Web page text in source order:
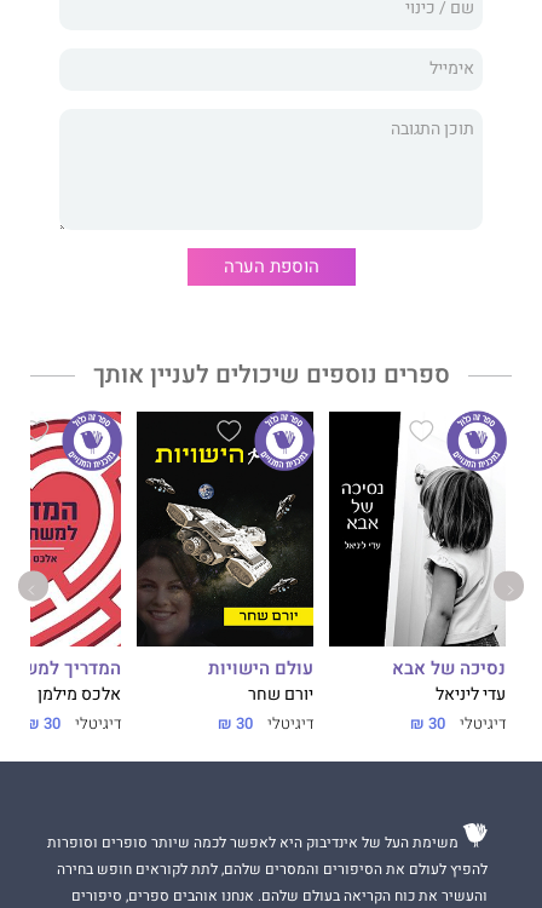
מרשה לעצמך
להמריא?
בדמעות של לב שנשבר, וחלקם מצאו עצמם מוכתמים בנשיקות
שעטפו אותו ושמרו עליו מכל פגע, שלא יזדהמו פצעיו, שיחלים
לאיטו, עד שבסוף יהיה שוב עצמו.
הספר הזה מקבץ בתוכו קומץ מכתבים המשקף את הדרך שעברתי עד
מעיין ל' ברזל, בת 25, היא סטודנטית ל- M.A במכללת עמק יזרעאל.
במהלך חייה חוותה מעיין כאבים נפשיים ופיזיים שהובילו לאבחנות
רבות של מחלות כרוניות ששינו את הלך חייה. משהייתה ילדה צעירה
השתמשה בשירה ככלי לשיתוף כאביה, מחשבותיה ורצונותיה, ודרך
הכתיבה היא לומדת להשלים עם עצמה.
הוספת הערה
ספרים נוספים שיכולים לעניין אותך
נסיכה של אבא
עדי ליניאל
דיגיטלי 30 ₪
עולם הישויות
יורם שחר
דיגיטלי 30 ₪
המדריך
אלכס מילמן
דיגיטלי 30 ₪
משימת העל של אינדיבוק היא לאפשר לכמה שיותר סופרים וסופרות
להפיץ לעולם את הסיפורים והמסרים שלהם, לתת לקוראים חופש בחירה
והעשיר את כוח הקריאה בעולם שלהם. אנחנו אוהבים ספרים, סיפורים